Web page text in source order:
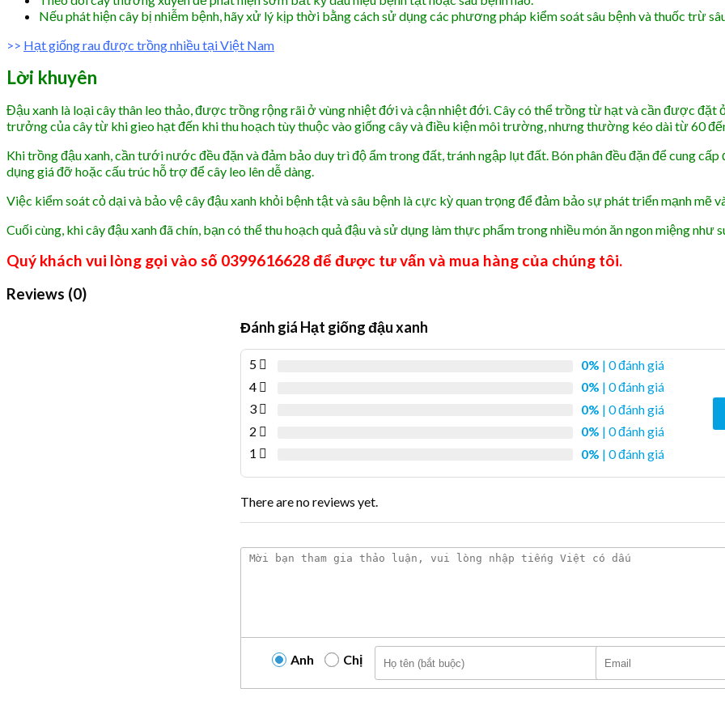
Nếu phát hiện cây bị nhiễm bệnh, hãy xử lý kịp thời bằng cách sử dụng các phương pháp kiểm soát sâu bệnh và thuốc trừ
>> Hạt giống rau được trồng nhiều tại Việt Nam
Lời khuyên
Đậu xanh là loại cây thân leo thảo, được trồng rộng rãi ở vùng nhiệt đới và cận nhiệt đới. Cây có thể trồng từ hạt và cần được
trưởng của cây từ khi gieo hạt đến khi thu hoạch tùy thuộc vào giống cây và điều kiện môi trường, nhưng thường kéo dài từ 60
Khi trồng đậu xanh, cần tưới nước đều đặn và đảm bảo duy trì độ ẩm trong đất, tránh ngập lụt đất. Bón phân đều đặn để cung
dụng giá đỡ hoặc cấu trúc hỗ trợ để cây leo lên dễ dàng.
Việc kiểm soát cỏ dại và bảo vệ cây đậu xanh khỏi bệnh tật và sâu bệnh là cực kỳ quan trọng để đảm bảo sự phát triển mạnh mẽ
Cuối cùng, khi cây đậu xanh đã chín, bạn có thể thu hoạch quả đậu và sử dụng làm thực phẩm trong nhiều món ăn ngon miệng như
Quý khách vui lòng gọi vào số 0399616628 để được tư vấn và mua hàng của chúng tôi.
Reviews (0)
Đánh giá Hạt giống đậu xanh
5 0% | 0 đánh giá
4
0% | 0 đánh giá
3
0% | 0 đánh giá
2
0% | 0 đánh giá
1
0% | 0 đánh giá
There are no reviews yet.
Anh Chị